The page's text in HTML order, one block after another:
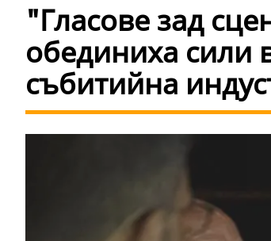
"Гласове зад
обединиха сили
събитийна